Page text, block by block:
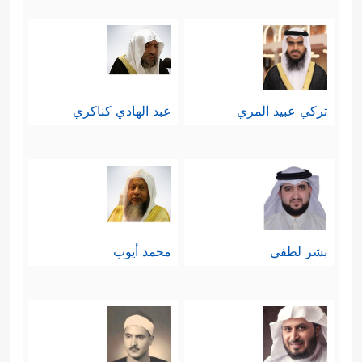
وحده على وفق سُننه في الابتلاء
والاختبار، وليست بالأمانيِّ؛ فمَن اختارَ
طريقَ الهداية هُدِيَ، ومَن اختارَ طريق
﴿إِنَّكَ لَا تَهۡدِی مَنۡ أَحۡبَبۡتَ وَلَـٰكِنَّ
ٱللَّهَ یَهۡدِی مَن یَشَاۤءُۚ وَهُوَ أَعۡلَمُ بِٱلۡمُهۡتَدِینَ﴾
سابعًا: أورَدَ القرآن اعتراضًا ثانيًا
نُتَخَطَّفۡ مِنۡ أَرۡضِنَاۤۚ﴾
وهو اعتراضٌ سياسيٌّ
ربما اعتذر به نفَرٌ منهم ممن لم يتجرَّأ
تركي عبيد المري عبد الهادي كناكري
بشر لطفي محمد أيوب